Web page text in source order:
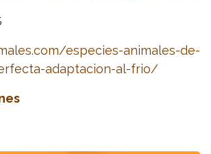
especies-animales-de-
adaptacion-al-frio/